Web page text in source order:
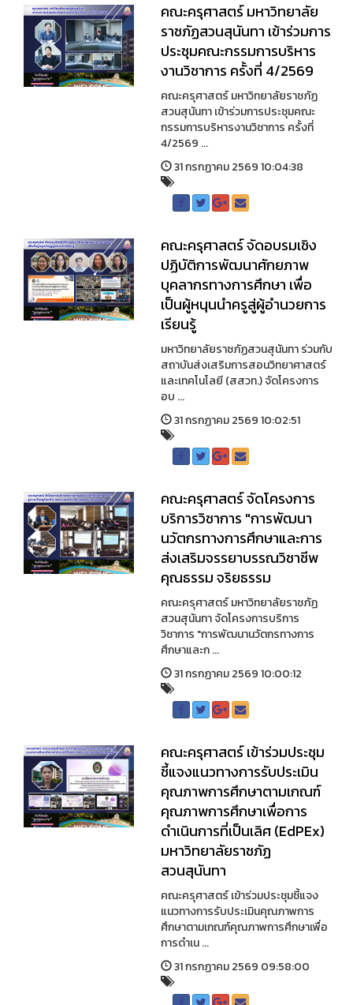
คณะครุศาสตร์ มหาวิทยาลัย
ราชภัฏสวนสุนันทา เข้าร่วมการ
ประชุมคณะกรรมการบริหาร
งานวิชาการ ครั้งที่ 4/2569
คณะครุศาสตร์ มหาวิทยาลัยราชภัฏ
สวนสุนันทา เข้าร่วมการประชุมคณะ
กรรมการบริหารงานวิชาการ ครั้งที่
4/2569 ...
31 กรกฏาคม 2569 10:04:38
คณะครุศาสตร์ จัดอบรมเชิง
ปฏิบัติการพัฒนาศักยภาพ
บุคลากรทางการศึกษา เพื่อ
เป็นผู้หนุนนำครูสู่ผู้อำนวยการ
เรียนรู้
มหาวิทยาลัยราชภัฏสวนสุนันทา ร่วมกับ
สถาบันส่งเสริมการสอนวิทยาศาสตร์
และเทคโนโลยี (สสวท.) จัดโครงการ
อบ ...
31 กรกฏาคม 2569 10:02:51
คณะครุศาสตร์ จัดโครงการ
บริการวิชาการ "การพัฒนา
นวัตกรทางการศึกษาและการ
ส่งเสริมจรรยาบรรณวิชาชีพ
คุณธรรม จริยธรรม
คณะครุศาสตร์ มหาวิทยาลัยราชภัฏ
สวนสุนันทา จัดโครงการบริการ
วิชาการ "การพัฒนานวัตกรทางการ
ศึกษาและก ...
31 กรกฏาคม 2569 10:00:12
คณะครุศาสตร์ เข้าร่วมประชุม
ชี้แจงแนวทางการรับประเมิน
คุณภาพการศึกษาตามเกณฑ์
คุณภาพการศึกษาเพื่อการ
ดำเนินการที่เป็นเลิศ (EdPEx)
มหาวิทยาลัยราชภัฏ
สวนสุนันทา
คณะครุศาสตร์ เข้าร่วมประชุมชี้แจง
แนวทางการรับประเมินคุณภาพการ
ศึกษาตามเกณฑ์คุณภาพการศึกษาเพื่อ
การดำเน ...
31 กรกฏาคม 2569 09:58:00